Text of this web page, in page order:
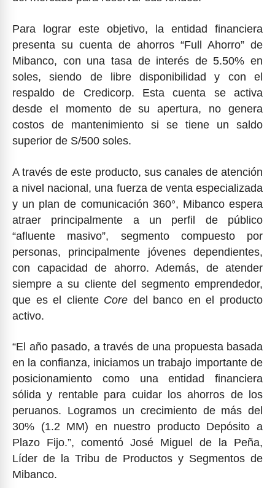
Para lograr este objetivo, la entidad financiera
presenta su cuenta de ahorros “Full Ahorro” de
Mibanco, con una tasa de interés de 5.50% en
soles, siendo de libre disponibilidad y con el
respaldo de Credicorp. Esta cuenta se activa
desde el momento de su apertura, no genera
costos de mantenimiento si se tiene un saldo
superior de S/500 soles.
A través de este producto, sus canales de atención
a nivel nacional, una fuerza de venta especializada
y un plan de comunicación 360°, Mibanco espera
atraer principalmente a un perfil de público
“afluente masivo”, segmento compuesto por
personas, principalmente jóvenes dependientes,
con capacidad de ahorro. Además, de atender
siempre a su cliente del segmento emprendedor,
que es el cliente Core del banco en el producto
activo.
“El año pasado, a través de una propuesta basada
en la confianza, iniciamos un trabajo importante de
posicionamiento como una entidad financiera
sólida y rentable para cuidar los ahorros de los
peruanos. Logramos un crecimiento de más del
30% (1.2 MM) en nuestro producto Depósito a
Plazo Fijo.”, comentó José Miguel de la Peña,
Líder de la Tribu de Productos y Segmentos de
Mibanco.